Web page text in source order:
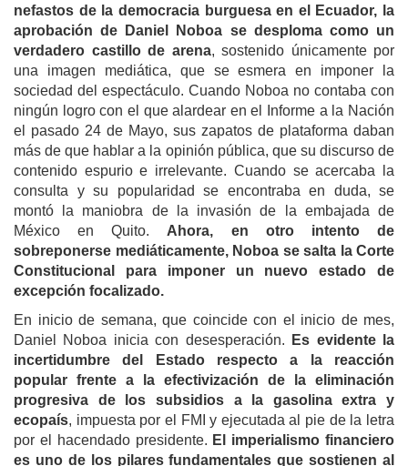
nefastos de la democracia burguesa en el Ecuador, la
aprobación de Daniel Noboa se desploma como un
verdadero castillo de arena, sostenido únicamente por
una imagen mediática, que se esmera en imponer la
sociedad del espectáculo. Cuando Noboa no contaba con
ningún logro con el que alardear en el Informe a la Nación
el pasado 24 de Mayo, sus zapatos de plataforma daban
más de que hablar a la opinión pública, que su discurso de
contenido espurio e irrelevante. Cuando se acercaba la
consulta y su popularidad se encontraba en duda, se
montó la maniobra de la invasión de la embajada de
México en Quito. Ahora, en otro intento de
sobreponerse mediáticamente, Noboa se salta la Corte
Constitucional para imponer un nuevo estado de
excepción focalizado.
En inicio de semana, que coincide con el inicio de mes,
Daniel Noboa inicia con desesperación.
Es evidente la
incertidumbre del Estado respecto a la reacción
popular frente a la efectivización de la eliminación
progresiva de los subsidios a la gasolina extra y
ecopaís, impuesta por el FMI y ejecutada al pie de la letra
por el hacendado presidente. El imperialismo financiero
es uno de los pilares fundamentales que sostienen al